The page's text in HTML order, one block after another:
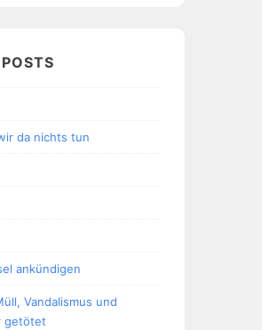
da nichts tun
ankündigen
Vandalismus und
getötet